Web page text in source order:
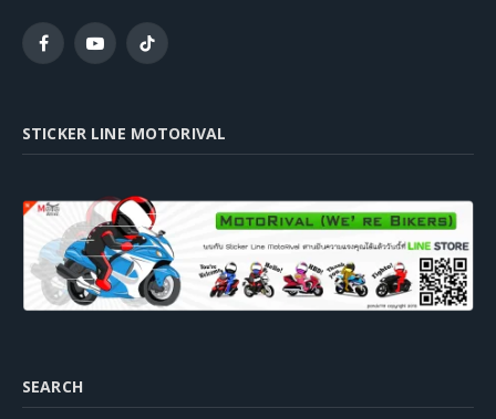
FacebookYouTubeTikTok
STICKER LINE MOTORIVAL
SEARCH